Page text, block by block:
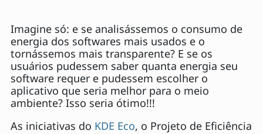
Imagine só: e se analisássemos o consumo de
energia dos softwares mais usados ​​e o
tornássemos mais transparente? E se os
usuários pudessem saber quanta energia seu
software requer e pudessem escolher o
aplicativo que seria melhor para o meio
ambiente? Isso seria ótimo!!!
As iniciativas do KDE Eco, o Projeto de Eficiência